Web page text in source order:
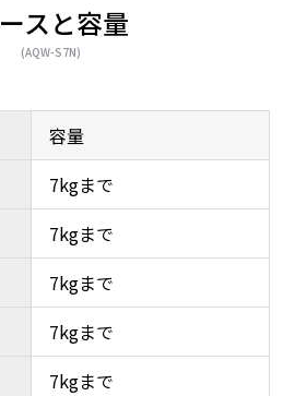
スと容量
(AQW-S7N)
容量
7kgまで
7kgまで
7kgまで
7kgまで
7kgまで